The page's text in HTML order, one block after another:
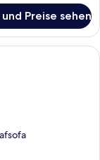
Preise sehen
Wohnzimmer mit